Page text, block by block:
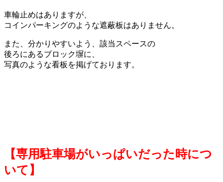
車輪止めはありますが、
コインパーキングのような遮蔽板はありません。
また、分かりやすいよう、該当スペースの
後ろにあるブロック塀に、
写真のような看板を掲げております。
【専用駐車場がいっぱいだった時につ
いて】